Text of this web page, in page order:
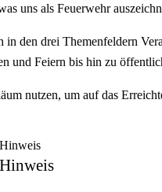
uns als Feuerwehr
den drei Themenfeldern
und Feiern bis hin zu
nutzen, um auf das
Hinweis
Hinweis